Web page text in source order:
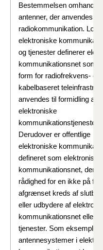
Bestemmelsen
antenner, der anvendes til
radiokommunikation. Lov
elektroniske
og tjenester definerer
kommunikationsnet som
form for radiofrekvens-
kabelbaseret
anvendes til formidling af
elektroniske
kommunikationstjenester.
Derudover er offentlige
elektroniske
defineret som elektroniske
kommunikationsnet, der
rådighed for en ikke på
afgrænset kreds af
eller udbydere af
kommunikationsnet eller –
tjenester. Som eksempler
antennesystemer i